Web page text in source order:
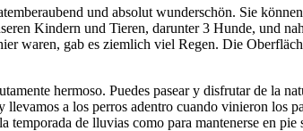
und absolut wunderschön. Sie
Kindern und Tieren, darunter 3 Hunde, und
waren, gab es ziemlich viel Regen. Die
hermoso. Puedes pasear y disfrutar de la
a los perros adentro cuando vinieron los
de lluvias como para mantenerse en pie